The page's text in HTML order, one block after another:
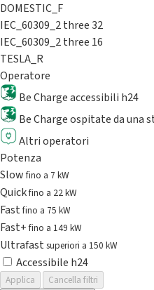
DOMESTIC_F
IEC_60309_2 three 32
IEC_60309_2 three 16
TESLA_R
Operatore
Be Charge accessibili h24
Be Charge ospitate da una
Altri operatori
Potenza
Slowfino a 7 kW
Quickfino a 22 kW
Fastfino a 75 kW
Fast+fino a 149 kW
Ultrafast superiori a 150 kW
Accessibile h24
Applica
Cancella filtri